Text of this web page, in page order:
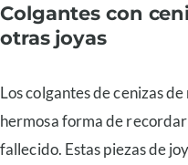
Colgantes con
otras joyas
Los colgantes de cenizas
hermosa forma de
fallecido. Estas piezas de